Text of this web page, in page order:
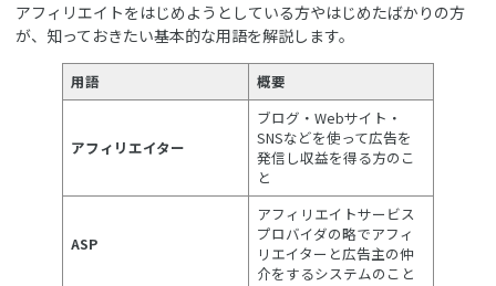
アフィリエイトをはじめようとしている方やはじめたばかりの方
が、知っておきたい基本的な用語を解説します。
用語 概要
アフィリエイター
ブログ・Webサイト・
SNSなどを使って広告を
発信し収益を得る方のこ
と
ASP
アフィリエイトサービス
プロバイダの略でアフィ
リエイターと広告主の仲
介をするシステムのこと